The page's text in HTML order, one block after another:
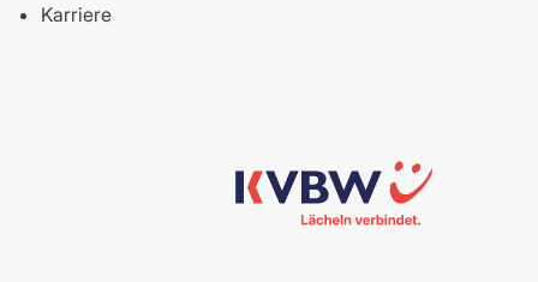
Karriere